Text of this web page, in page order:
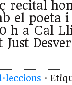
recital
el poeta
h a Cal
Just
·